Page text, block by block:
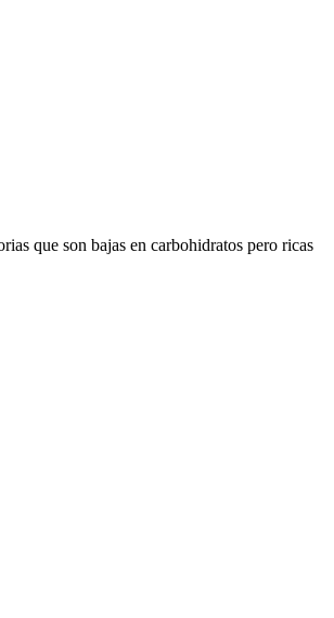
que son bajas en carbohidratos pero ricas